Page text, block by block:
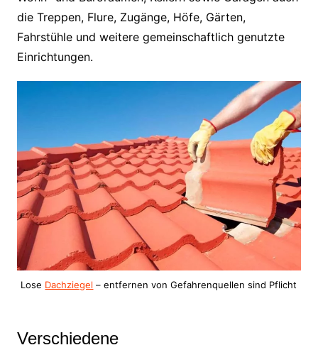
die Treppen, Flure, Zugänge, Höfe, Gärten,
Fahrstühle und weitere gemeinschaftlich genutzte
Einrichtungen.
Lose Dachziegel – entfernen von Gefahrenquellen sind Pflicht
Verschiedene